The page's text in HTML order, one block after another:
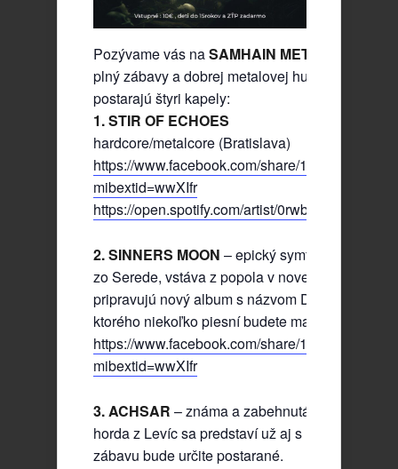
Pozývame vás naSAMHAIN METAL NIGHT
plný zábavy a dobrej metalovej hudby. O
postarajú štyri kapely:
1. STIR OF ECHOES
hardcore/metalcore (Bratislava)
https://www.facebook.com/share/19MUf3XV4v/?
mibextid=wwXIfr
https://open.spotify.com/artist/
2. SINNERS MOON – epický symfonický metal
zo Serede, vstáva z popola v novej zostave.
pripravujú nový album s názvom Deep Dark
ktorého niekoľko piesní budete mať možnosť
https://www.facebook.com/share/
mibextid=wwXIfr
3. ACHSAR – známa a zabehnutá folk
horda z Levíc sa predstaví už aj s novým
zábavu bude určite postarané.